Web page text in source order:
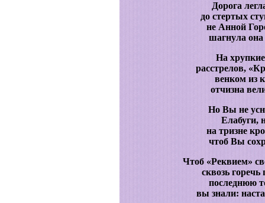
Дорога
до стертых
не Анной
шагнула
На
расстрелов,
венком из
отчизна
Но Вы не
Елабуги,
на тризне
чтоб Вы
Чтоб «Реквием»
сквозь
последнюю
вы знали: